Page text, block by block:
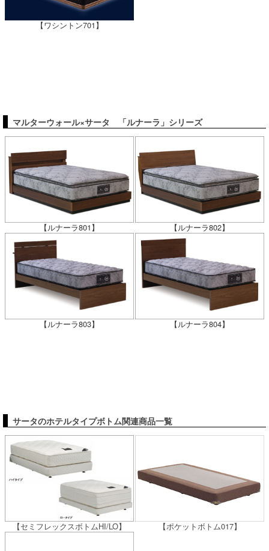
【ワシントン701】
マルターウォール×サータ 「ルナーラ」シリーズ
【ルナーラ801】 【ルナーラ802】
【ルナーラ803】 【ルナーラ804】
サータのホテルタイプボトム関連商品一覧
【セミフレックスボトムHI/LO】 【ポケットボトム017】